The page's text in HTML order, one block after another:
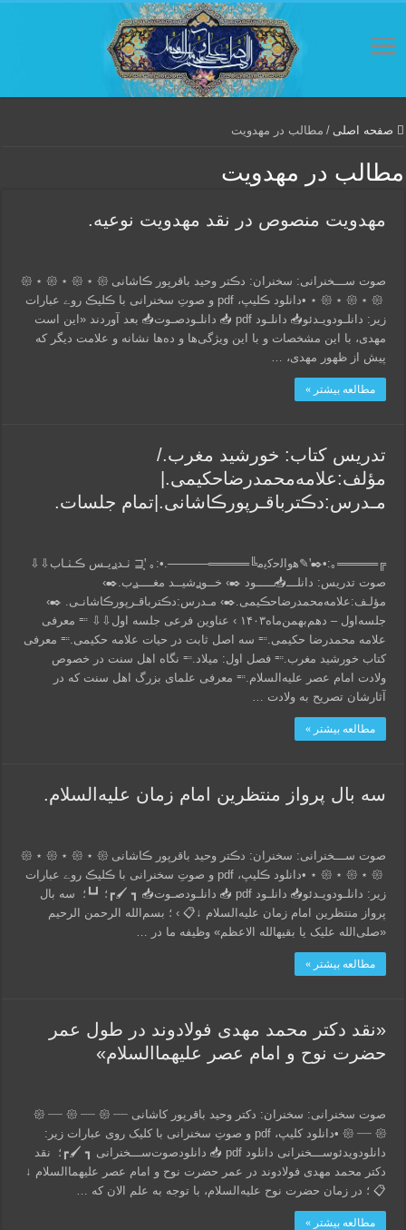
صفحه اصلی / مطالب در مهدویت
مطالب در مهدویت
مهدویت منصوص در نقد مهدویت نوعیه.
صوت ســـخنرانی: سخنران: دڪتر وحید باقرپور ڪاشانی 𑁍 ⋆ 𑁍 ⋆ 𑁍 ⋆ 𑁍
⋆ 𑁍 ⋆ 𑁍 ⋆ 𑁍 ‌‌‎‌‌‌‎‌‌‌‌‌‌‎‌‌‌‌‌‌‎‌‌‌‎‌ •دانلود ڪلیپ، pdf و صوتِ سخنرانی با ڪلیڪ روے عبارات
زیر: دانلـود‌ویـدئو‌📥 دانلـود‌ pdf 📥 دانلـود‌صـوت📥 بعد آوردند «این است
مهدی، با این مشخصات و با این ویژگی‌ها و ده‌ها نشانه و علامت دیگر که
پیش از ظهور مهدی، …
مطالعه بیشتر »
تدریس کتاب: خورشید مغرب./
مؤلف:علامه‌‌محمدرضا‌حکیمی.|
مـدرس:دڪترباقـرپورڪاشانی.|تمام جلسات.
╔═════｡:•✒️ꞌ✎ﻫﻭاﻟﺣﻛﻳﻣ╚═════─────.•:｡ ꞌ⸼⊑ ٺـدࢪیـس ڪـٺـاب⇩⇩
صوت تدریس: دانلـــ📥ـــــود ✒️› خــوࢪشیــد مغــــࢪب.✒️›
مؤلـف:علامه‌‌محمدرضا‌حڪیمی.✒️› مـدرس:دڪترباقـرپورڪاشانـی. ✒️›
جلسه‌اول – دهم‌بهمن‌ماه۱۴۰۳ › عناوین فرعی جلسه اول⇩⇩ ⩴ معرفی
علامه محمدرضا حکیمی.⩴ سه اصل ثابت در حیات علامه حکیمی.⩴ معرفی
کتاب خورشید مغرب.⩴ فصل اول: میلاد.⩴ نگاه اهل سنت در خصوص
ولادت امام عصر علیه‌السلام.⩴ معرفی علمای بزرگ اهل سنت که در
آثارشان تصریح به ولادت …
مطالعه بیشتر »
سه بال پرواز منتظرین امام زمان علیه‌السلام.
صوت ســـخنرانی: سخنران: دڪتر وحید باقرپور ڪاشانی 𑁍 ⋆ 𑁍 ⋆ 𑁍 ⋆ 𑁍
⋆ 𑁍 ⋆ 𑁍 ⋆ 𑁍 ‌‌‎‌‌‌‎‌‌‌‌‌‌‎‌‌‌‌‌‌‎‌‌‌‎‌ •دانلود ڪلیپ، pdf و صوتِ سخنرانی با ڪلیڪ روے عبارات
زیر: دانلـود‌ویـدئو‌📥 دانلـود‌ pdf 📥 دانلـود‌صـوت📥 ┓ 🖌┏؛ ┛┗؛ سه بال
پرواز منتظرین امام زمان علیه‌السلام ↓📋 › ؛ بسم‌الله الرحمن الرحیم
«صلی‌الله علیک یا بقیهالله الاعظم» وظیفه‌ ما در …
مطالعه بیشتر »
«نقد دکتر محمد مهدی فولادوند در طول عمر
حضرت نوح و امام عصر علیهماالسلام»
صوت سخنرانی: سخنران: دکتر وحید باقرپور کاشانی 𑁍 ┈┈ 𑁍 ┈┈ 𑁍 ┈┈
𑁍 ┈┈ 𑁍 •دانلود کلیپ، pdf و صوتِ سخنرانی با کلیک روی عبارات زیر:
دانلود‌ویدئو‌ســـخنرانی دانلود pdf 📥 دانلود‌صوت‌ســـخنرانی ┓ 🖌┏؛ نقد
دکتر محمد مهدی فولادوند در عمر حضرت نوح و امام عصر علیهماالسلام ↓
📋 ؛ در زمان حضرت نوح علیه‌السلام، با توجه به علم الان که …
مطالعه بیشتر »